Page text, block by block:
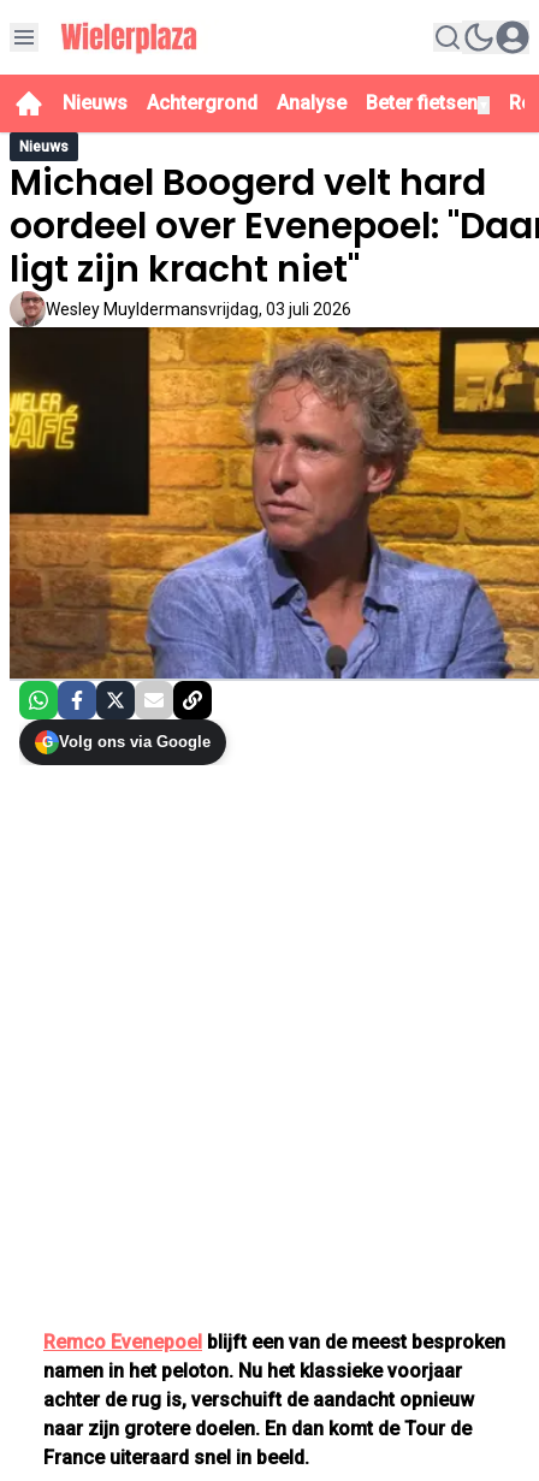
Nieuws Achtergrond Analyse Beter fietsen
Nieuws
Michael Boogerd velt hard
oordeel over Evenepoel:
ligt zijn kracht niet"
Wesley Muyldermansvrijdag, 03 juli 2026
G Volg ons via Google
Remco Evenepoel blijft een van de meest besproken
namen in het peloton. Nu het klassieke voorjaar
achter de rug is, verschuift de aandacht opnieuw
naar zijn grotere doelen. En dan komt de Tour de
France uiteraard snel in beeld.